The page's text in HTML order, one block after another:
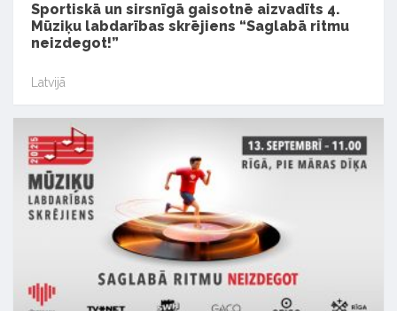
Sportiskā un sirsnīgā gaisotnē aizvadīts 4.
Mūziķu labdarības skrējiens “Saglabā ritmu
neizdegot!”
Latvijā